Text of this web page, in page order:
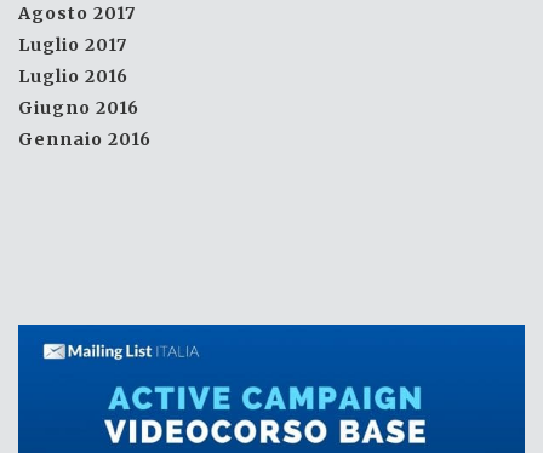
Agosto 2017
Luglio 2017
Luglio 2016
Giugno 2016
Gennaio 2016